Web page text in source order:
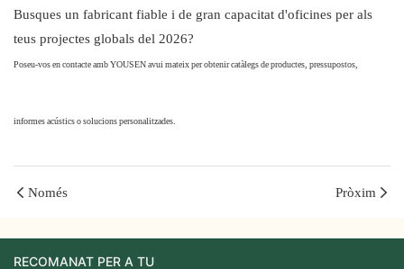
Busques un fabricant fiable i de gran capacitat d'oficines per als
teus projectes globals del 2026?
Poseu-vos en contacte amb YOUSEN avui mateix per obtenir catàlegs de productes, pressupostos,
informes acústics o solucions personalitzades.
Només Pròxim
RECOMANAT PER A TU